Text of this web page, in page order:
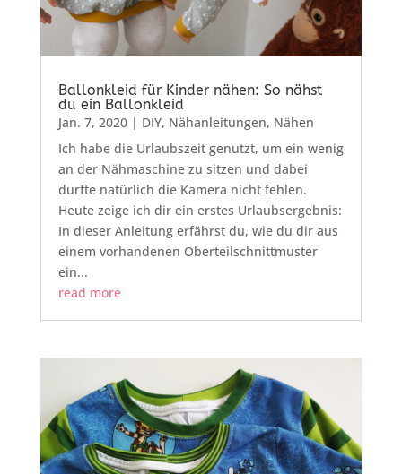
Ballonkleid für Kinder nähen: So nähst
du ein Ballonkleid
Jan. 7, 2020| DIY, Nähanleitungen, Nähen
Ich habe die Urlaubszeit genutzt, um ein wenig
an der Nähmaschine zu sitzen und dabei
durfte natürlich die Kamera nicht fehlen.
Heute zeige ich dir ein erstes Urlaubsergebnis:
In dieser Anleitung erfährst du, wie du dir aus
einem vorhandenen Oberteilschnittmuster
ein...
read more